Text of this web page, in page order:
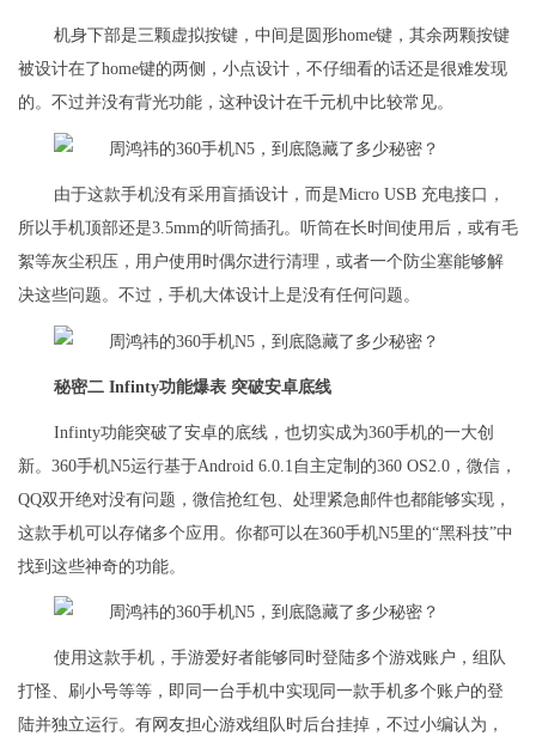
机身下部是三颗虚拟按键，中间是圆形home键，其余两颗按键
被设计在了home键的两侧，小点设计，不仔细看的话还是很难发现
的。不过并没有背光功能，这种设计在千元机中比较常见。
由于这款手机没有采用盲插设计，而是Micro USB 充电接口，
所以手机顶部还是3.5mm的听筒插孔。听筒在长时间使用后，或有毛
絮等灰尘积压，用户使用时偶尔进行清理，或者一个防尘塞能够解
决这些问题。不过，手机大体设计上是没有任何问题。
秘密二 Infinty功能爆表 突破安卓底线
Infinty功能突破了安卓的底线，也切实成为360手机的一大创
新。360手机N5运行基于Android 6.0.1自主定制的360 OS2.0，微信，
QQ双开绝对没有问题，微信抢红包、处理紧急邮件也都能够实现，
这款手机可以存储多个应用。你都可以在360手机N5里的“黑科技”中
找到这些神奇的功能。
使用这款手机，手游爱好者能够同时登陆多个游戏账户，组队
打怪、刷小号等等，即同一台手机中实现同一款手机多个账户的登
陆并独立运行。有网友担心游戏组队时后台挂掉，不过小编认为，